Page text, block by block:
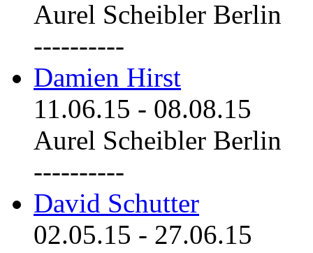
Aurel Scheibler Berlin
----------
Damien Hirst
11.06.15 - 08.08.15
Aurel Scheibler Berlin
----------
David Schutter
02.05.15 - 27.06.15